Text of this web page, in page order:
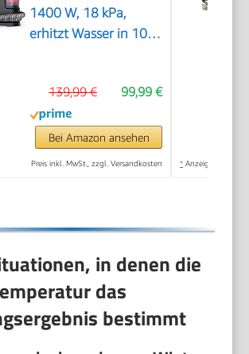
1400 W, 18 kPa,
erhitzt Wasser in 10
99,99 €
139,99 €
Bei Amazon ansehen
Preis inkl. MwSt., zzgl. Versandkosten * Anzeige
in denen die
das
bestimmt